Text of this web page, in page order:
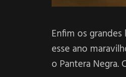
Enfim os
esse ano
o Pantera Negra.